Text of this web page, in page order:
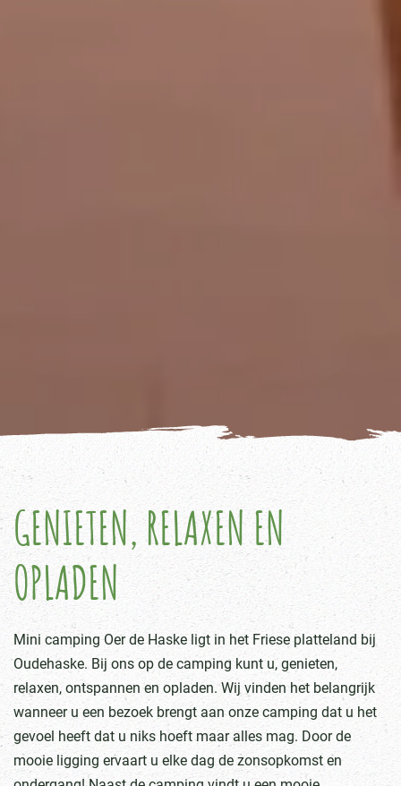
GENIETEN, RELAXEN EN
OPLADEN
Mini camping Oer de Haske ligt in het Friese platteland bij
Oudehaske. Bij ons op de camping kunt u, genieten,
relaxen, ontspannen en opladen. Wij vinden het belangrijk
wanneer u een bezoek brengt aan onze camping dat u het
gevoel heeft dat u niks hoeft maar alles mag. Door de
mooie ligging ervaart u elke dag de zonsopkomst en